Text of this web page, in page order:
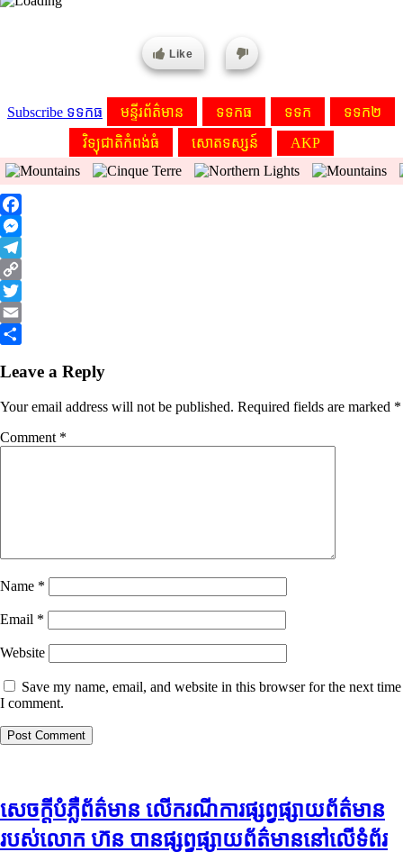
Like
Subscribe ទទកធ មន្ទីរព័ត៌មាន ទទកធ ទទក
ទទក២
វិទ្យុជាតិកំពង់ធំ
សោតទស្សន៍ AKP
Facebook
Messenger
Telegram
Copy
Link
Twitter
Email
Leave a Reply
Your email address will not be published. Required fields are marked *
Comment *
Name *
Email *
Website
Save my name, email, and website in this browser for the next time
I comment.
សេចក្តីបំភ្លឺព័ត៌មាន លេីករណីការផ្សព្វផ្សាយព័ត៌មាន
របស់លោក ហ៊ន បានផ្សព្វផ្សាយព័ត៌មាននៅលើទំព័រ